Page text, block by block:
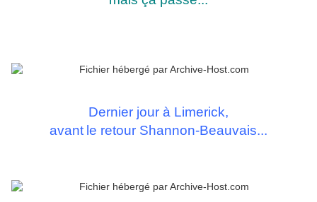
Dernier jour à Limerick,
avant le retour Shannon-Beauvais...